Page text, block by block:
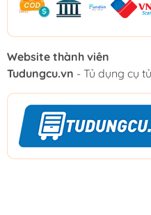
Website thành viên
Tudungcu.vn - Tủ dụng cụ